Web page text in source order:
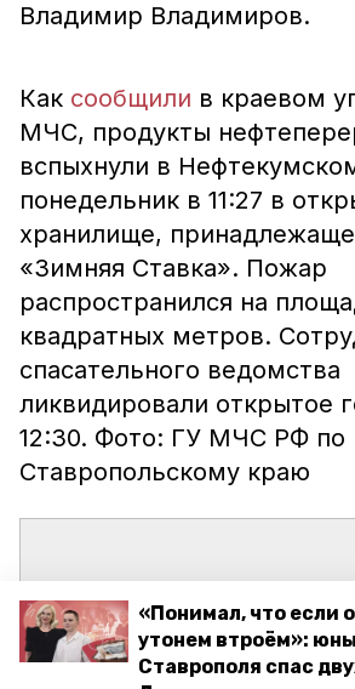
«Понимал, что если
утонем втроём»:
Ставрополя спас
Владимир Владимиров.
Как сообщили в краевом
МЧС, продукты
вспыхнули в
понедельник в 11:27 в
хранилище,
«Зимняя Ставка». Пожар
распространился на
квадратных метров.
спасательного ведомства
ликвидировали открытое
12:30. Фото: ГУ МЧС РФ по
Ставропольскому краю